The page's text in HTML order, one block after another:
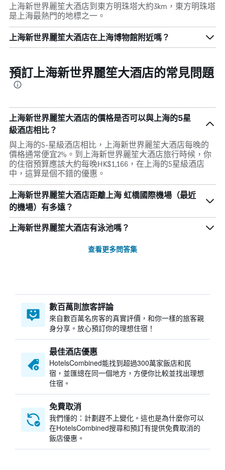
上海新世界麗笙大酒店到東方明珠塔大約3km，東方明珠塔
是上海最熱門的地標之一。
上海新世界麗笙大酒店在上海博物館附近嗎？
預訂上海新世界麗笙大酒店的常見問題
上海新世界麗笙大酒店的價格是否可以與上海的5星
級酒店相比？
與上海的5-星級酒店相比，上海新世界麗笙大酒店每晚的
價格通常便宜2%。到上海新世界麗笙大酒店旅行時候，你
的住宿預算應該大約每晚HK$1,166，在上海的5星級酒店
中，這算是個不錯的優惠。
上海新世界麗笙大酒店距離上海 虹橋國際機場（最近
的機場）有多遠？
上海新世界麗笙大酒店有泳池嗎？
查看更多問答集
數百萬則旅客評論
來自數百萬名房客的真實評價，和你一樣的旅客親
身分享。放心預訂你的理想住宿！
最佳酒店優惠
HotelsCombined​能找到超過300萬家飯店和民
宿，並匯總在同一個地方，方便你比較並找出理想
住宿。
免費取消
我們懂的：計劃趕不上變化。這也是為什麼你可以
在HotelsCombined搜尋和預訂有提供免費取消的
飯店優惠。